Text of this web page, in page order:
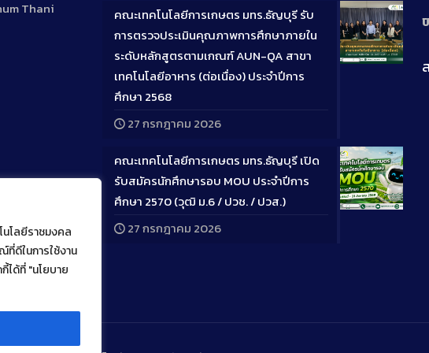
นโลยีราชมงคล
ดีในการใช้งาน
ได้ที่ "นโยบาย
Thani
Long
คณะเทคโนโลยีการเกษตร มทร.ธัญบุรี รับ
การตรวจประเมินคุณภาพการศึกษาภายใน
ระดับหลักสูตรตามเกณฑ์ AUN-QA สาขา
เทคโนโลยีอาหาร (ต่อเนื่อง) ประจำปีการ
ศึกษา 2568
27 กรกฎาคม 2026
Long
คณะเทคโนโลยีการเกษตร มทร.ธัญบุรี เปิด
รับสมัครนักศึกษารอบ MOU ประจำปีการ
ศึกษา 2570 (วุฒิ ม.6 / ปวช. / ปวส.)
27 กรกฎาคม 2026